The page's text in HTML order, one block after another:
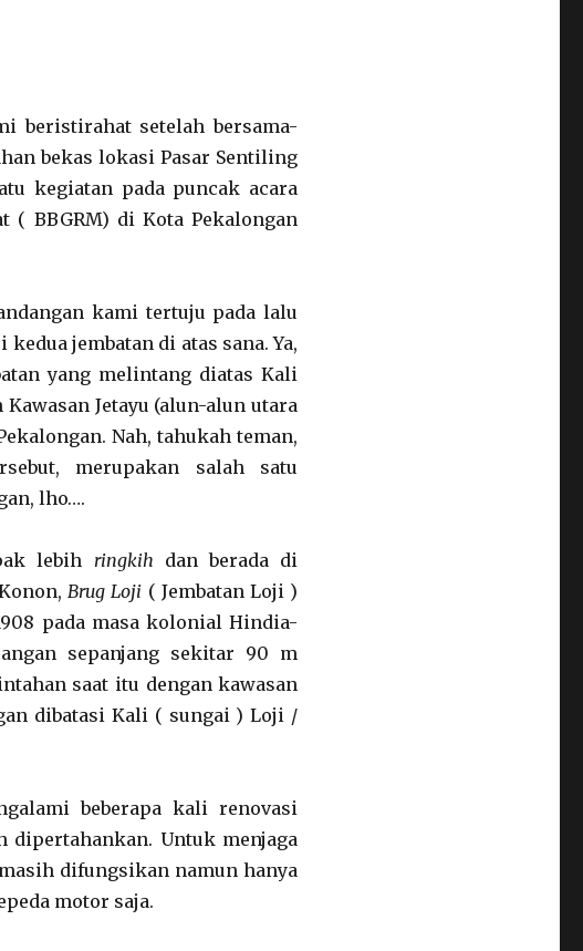
beristirahat setelah bersama-
bekas lokasi Pasar Sentiling
kegiatan pada puncak acara
( BBGRM) di Kota Pekalongan
kami tertuju pada lalu
jembatan di atas sana. Ya,
yang melintang diatas Kali
Jetayu (alun-alun utara
Nah, tahukah teman,
merupakan salah satu
lho….
lebih ringkih dan berada di
Brug Loji ( Jembatan Loji )
pada masa kolonial Hindia-
sepanjang sekitar 90 m
saat itu dengan kawasan
dibatasi Kali ( sungai ) Loji /
beberapa kali renovasi
dipertahankan. Untuk menjaga
difungsikan namun hanya
motor saja.